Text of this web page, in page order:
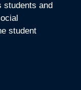
students and
student